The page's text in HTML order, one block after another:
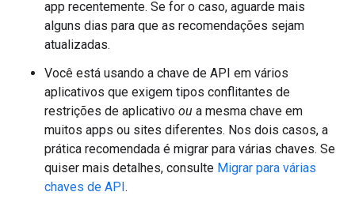
app recentemente. Se for o caso, aguarde mais
alguns dias para que as recomendações sejam
atualizadas.
Você está usando a chave de API em vários
aplicativos que exigem tipos conflitantes de
restrições de aplicativo ou a mesma chave em
muitos apps ou sites diferentes. Nos dois casos, a
prática recomendada é migrar para várias chaves. Se
quiser mais detalhes, consulte Migrar para várias
chaves de API.